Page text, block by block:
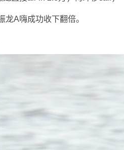
龙A嗨成功收下翻倍。